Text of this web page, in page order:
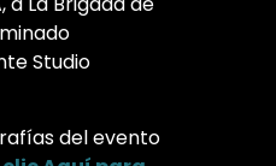
Studio
del evento